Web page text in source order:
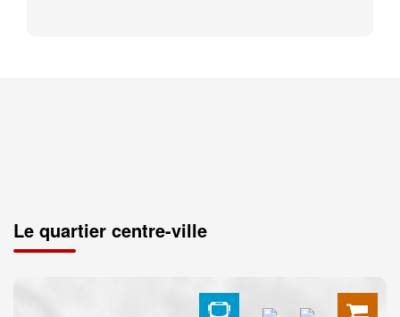
Le quartier centre-ville